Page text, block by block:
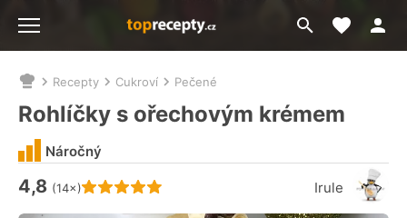
Přejít
na
Moje
Nacházíte
se
zde:
Recepty Cukroví Pečené
Rohlíčky s ořechovým krémem
Hodnocení receptu je
4,8 (14×) Irule
Náročný